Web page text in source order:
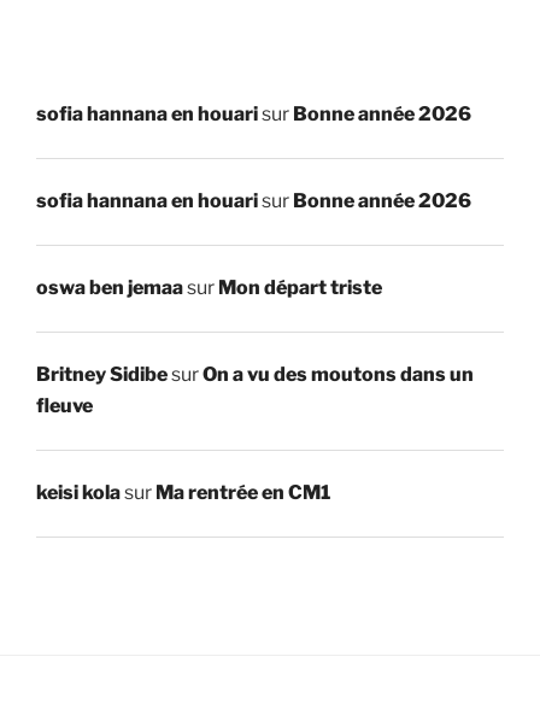
sofia hannana en houarisur Bonne année 2026
sofia hannana en houarisur Bonne année 2026
oswa ben jemaasur Mon départ triste
Britney SidibesurOn a vu des moutons dans un
fleuve
keisi kolasur Ma rentrée en CM1